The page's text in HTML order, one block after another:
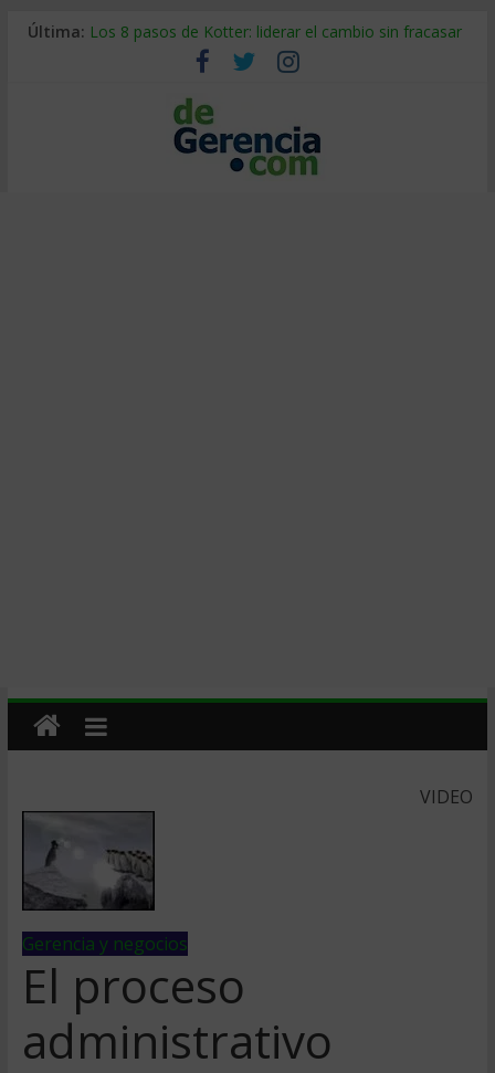
Última: Los 8 pasos de Kotter: liderar el cambio sin fracasar
Gestión de proyectos con IA: qué cambia en el oficio
Despido silencioso: qué es y por qué sale tan caro
VIDEO
Gerencia y negocios
El proceso
administrativo